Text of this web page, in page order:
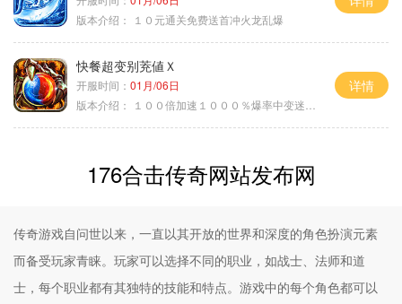
版本介绍：
１０元通关免费送首冲火龙乱爆
快餐超变别茺値Ｘ
开服时间： 01月/06日
版本介绍：
１００倍加速１０００％爆率中变迷失单职
详情
176合击传奇网站发布网
传奇游戏自问世以来，一直以其开放的世界和深度的角色扮演元素
而备受玩家青睐。玩家可以选择不同的职业，如战士、法师和道
士，每个职业都有其独特的技能和特点。游戏中的每个角色都可以